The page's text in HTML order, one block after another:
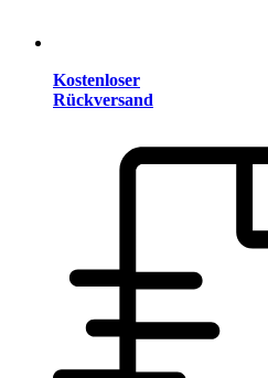
Kostenloser
Rückversand